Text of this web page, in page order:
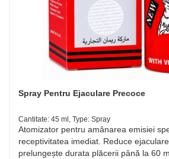
Spray Pentru Ejaculare Precoce
Cantitate: 45 ml, Type: Spray
Atomizator pentru amânarea emisiei
receptivitatea imediat. Reduce
prelungește durata plăcerii până la 60